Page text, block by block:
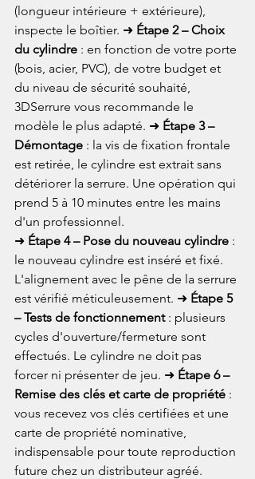
(longueur intérieure + extérieure),
inspecte le boîtier. ➜ Étape 2 – Choix
du cylindre : en fonction de votre porte
(bois, acier, PVC), de votre budget et
du niveau de sécurité souhaité,
3DSerrure vous recommande le
modèle le plus adapté. ➜ Étape 3 –
Démontage : la vis de fixation frontale
est retirée, le cylindre est extrait sans
détériorer la serrure. Une opération qui
prend 5 à 10 minutes entre les mains
d'un professionnel.
➜ Étape 4 – Pose du nouveau cylindre :
le nouveau cylindre est inséré et fixé.
L'alignement avec le pêne de la serrure
est vérifié méticuleusement. ➜ Étape 5
– Tests de fonctionnement : plusieurs
cycles d'ouverture/fermeture sont
effectués. Le cylindre ne doit pas
forcer ni présenter de jeu. ➜ Étape 6 –
Remise des clés et carte de propriété :
vous recevez vos clés certifiées et une
carte de propriété nominative,
indispensable pour toute reproduction
future chez un distributeur agréé.